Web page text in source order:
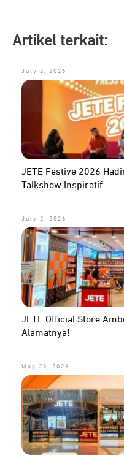
Artikel terkait:
July 2, 2026
JETE Festive 2026
Talkshow Inspiratif
July 2, 2026
JETE Official Store
Alamatnya!
May 23, 2026